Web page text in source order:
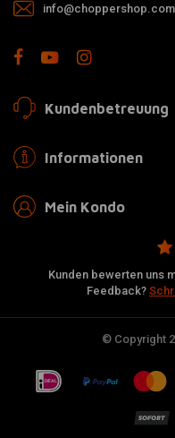
info@choppershop.com
Kundenbetreuung
Informationen
Mein Kondo
Kunden bewerten uns
Feedback?
© Copyright